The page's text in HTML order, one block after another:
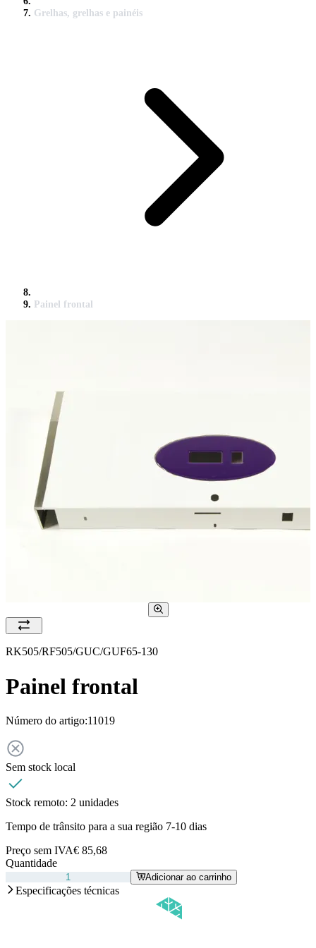
Grelhas, grelhas e painéis
Painel frontal
RK505/RF505/GUC/GUF65-130
Painel frontal
Número do artigo:11019
Sem stock local
Stock remoto: 2 unidades
Tempo de trânsito para a sua região 7-10 dias
Preço sem IVA€ 85,68
Quantidade
Adicionar ao carrinho
Especificações técnicas